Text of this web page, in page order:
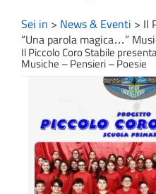
Sei in > News & Eventi > Il
“Una parola magica…”
Il Piccolo Coro Stabile
Musiche – Pensieri – Poesie